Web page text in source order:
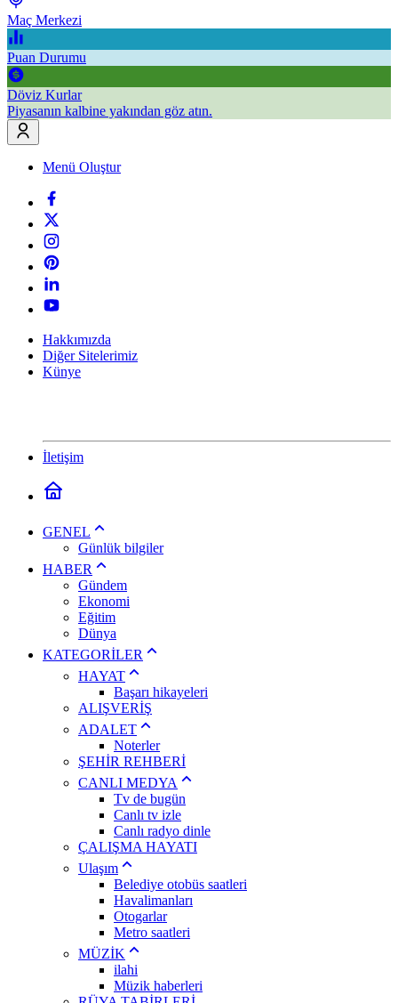
Maç Merkezi
Puan Durumu
Döviz Kurlar
Piyasanın kalbine yakından göz atın.
Menü Oluştur
Hakkımızda
Diğer Sitelerimiz
Künye
İletişim
GENEL
Günlük bilgiler
HABER
Gündem
Ekonomi
Eğitim
Dünya
KATEGORİLER
HAYAT
Başarı hikayeleri
ALIŞVERİŞ
ADALET
Noterler
ŞEHİR REHBERİ
CANLI MEDYA
Tv de bugün
Canlı tv izle
Canlı radyo dinle
ÇALIŞMA HAYATI
Ulaşım
Belediye otobüs saatleri
Havalimanları
Otogarlar
Metro saatleri
MÜZİK
ilahi
Müzik haberleri